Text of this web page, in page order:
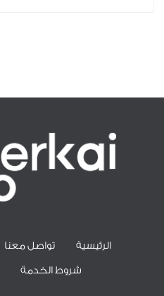
الرئيسية تواصل معنا
شروط الخدمة